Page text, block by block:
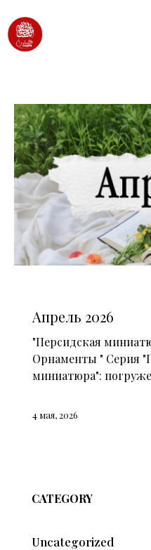
Апрель 2026
"Персидская
Орнаменты " Серия
миниатюра":
4 мая, 2026
CATEGORY
Uncategorized